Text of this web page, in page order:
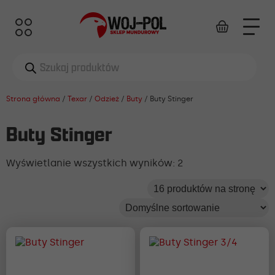
produktów
Strona główna / Texar / Odzież / Buty / Buty Stinger
Buty Stinger
Wyświetlanie wszystkich wyników: 2